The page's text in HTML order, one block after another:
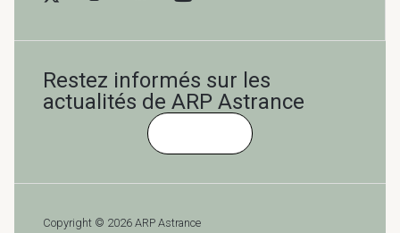
Restez informés sur les
actualités de ARP Astrance
Copyright © 2026 ARP Astrance